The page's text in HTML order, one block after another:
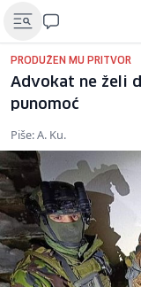
PRODUŽEN MU PRITVOR
Advokat ne želi
punomoć
Piše: A. Ku.